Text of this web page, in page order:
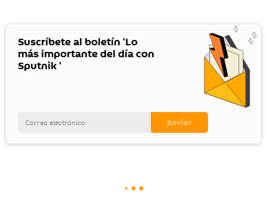
Suscríbete al boletín 'Lo
más importante del día con
Sputnik '